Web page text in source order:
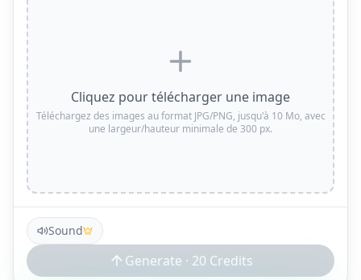
Cliquez pour télécharger une image
Téléchargez des images au format JPG/PNG, jusqu'à 10 Mo, avec
une largeur/hauteur minimale de 300 px.
Sound
Generate · 20 Credits